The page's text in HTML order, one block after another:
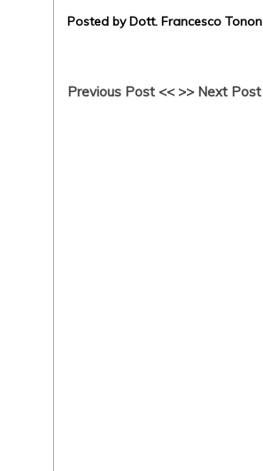
Posted by Dott. Francesco Tonon
Previous Post << >> Next Post